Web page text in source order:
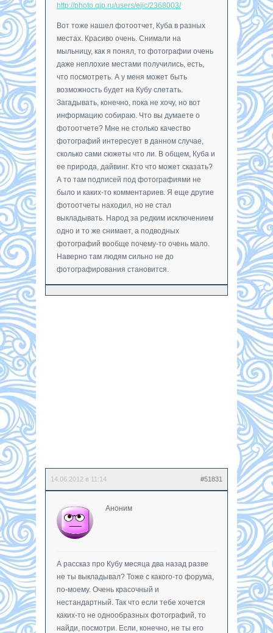
http://photo.qip.ru/users/ejic/2368003/
Вот тоже нашел фотоотчет, Куба в разных
местах. Красиво очень. Снимали на
мыльницу, как я понял, то фотографии очень
даже неплохие местами получились, есть,
что посмотреть. А у меня может быть
возможность будет на Кубу слетать.
Загадывать, конечно, пока не хочу, но вот
информацию собираю. Что вы думаете о
фотоотчете? Мне не столько качество
фотографий интересует в данном случае,
сколько сами сюжеты что ли. В общем, Куба и
ее природа, дайвинг. Кто что может сказать?
А то там подписей под фотографиями не
было и каких-то комментариев. Я еще другие
фотоотчеты находил, но не стал
выкладывать. Народ за редким исключением
одно и то же снимает, а подводных
фотографий вообще почему-то очень мало.
Наверно там людям сильно не до
фотографирования становится.
14.06.2012 в 11:14 #51831
Аноним
А рассказ про Кубу месяца два назад разве
не ты выкладывал? Тоже с какого-то форума,
по-моему. Очень красочный и
нестандартный. Так что если тебе хочется
каких-то не однообразных фотографий, то
найди, посмотри. Если, конечно, не ты его